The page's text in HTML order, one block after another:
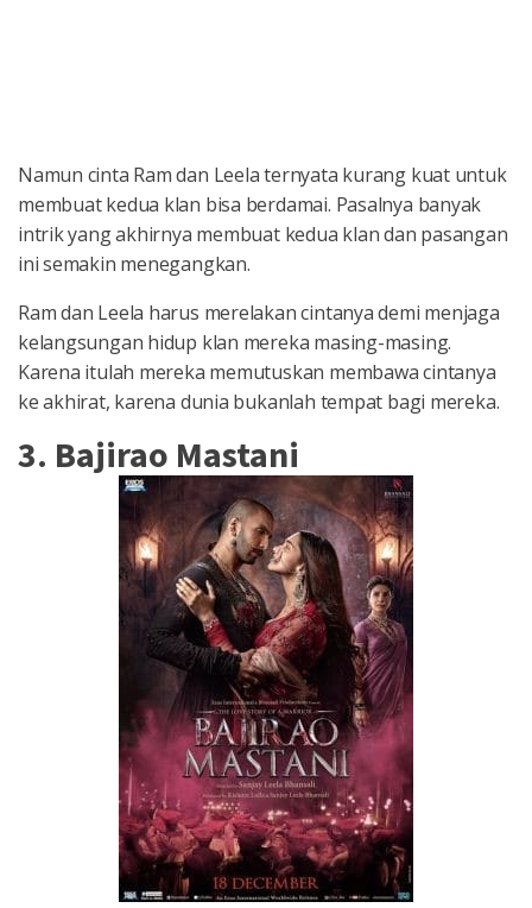
Namun cinta Ram dan Leela ternyata kurang kuat untuk
membuat kedua klan bisa berdamai. Pasalnya banyak
intrik yang akhirnya membuat kedua klan dan pasangan
ini semakin menegangkan.
Ram dan Leela harus merelakan cintanya demi menjaga
kelangsungan hidup klan mereka masing-masing.
Karena itulah mereka memutuskan membawa cintanya
ke akhirat, karena dunia bukanlah tempat bagi mereka.
3. Bajirao Mastani